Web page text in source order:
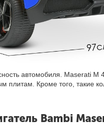
автомобиля. Maserati
Кроме того, такие
Bambi